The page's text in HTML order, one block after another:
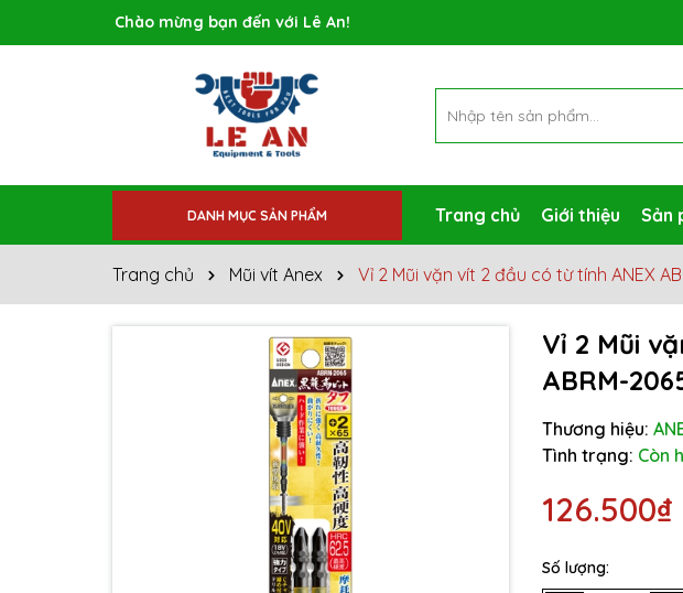
Rất nhiều ưu đãi và chương trình khuyến mãi đang chờ đợi bạn
DANH MỤC SẢN PHẨM Trang chủ Giới thiệu Sản
Trang chủ Mũi vít Anex Vỉ 2 Mũi vặn vít 2 đầu có từ tính ANEX
Vỉ 2 Mũi
ABRM-
Thương hiệu:
Tình trạng: Còn
126.500₫
Số lượng:
Ngày hết hạn:
Điều kiện: